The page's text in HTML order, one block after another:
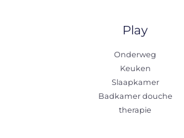
Play
Onderweg
Keuken
Slaapkamer
Badkamer douche
therapie